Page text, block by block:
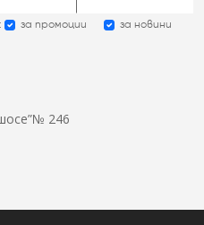
за промоции за новини
246